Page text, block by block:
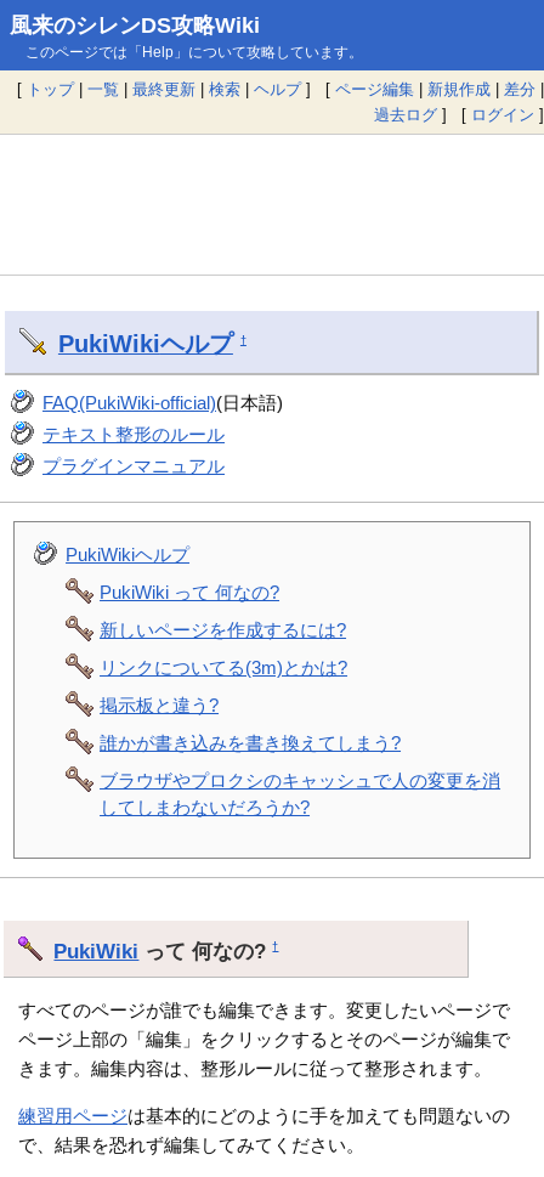
風来のシレンDS攻略Wiki
このページでは「Help」について攻略しています。
[ トップ| 一覧 | 最終更新 | 検索 | ヘルプ] [ ページ編集 | 新規作成 | 差分 |
過去ログ ] [ ログイン ]
PukiWikiヘルプ †
FAQ(PukiWiki-official)(日本語)
テキスト整形のルール
プラグインマニュアル
PukiWikiヘルプ
PukiWiki って 何なの?
新しいページを作成するには?
リンクについてる(3m)とかは?
掲示板と違う?
誰かが書き込みを書き換えてしまう?
ブラウザやプロクシのキャッシュで人の変更を消
してしまわないだろうか?
PukiWiki って 何なの?†
すべてのページが誰でも編集できます。変更したいページで
ページ上部の「編集」をクリックするとそのページが編集で
きます。編集内容は、整形ルールに従って整形されます。
練習用ページは基本的にどのように手を加えても問題ないの
で、結果を恐れず編集してみてください。